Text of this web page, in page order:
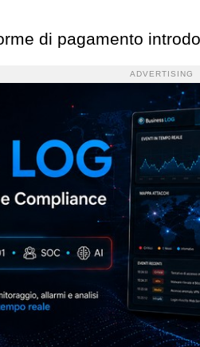
di pagamento
ADVERTISING